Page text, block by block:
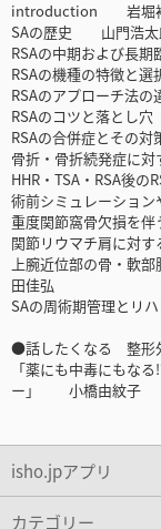
introduction 岩堀
SAの歴史 山門浩太
RSAの中期および長
RSAの機種の特徴と
RSAのアプローチ法
RSAのコツと落と
RSAの合併症とそ
骨折・骨折続発症に
HHR・TSA・RSA
術前シミュレーショ
重度関節窩骨欠損を
関節リウマチ肩に対
上腕近位部の骨・軟
田佳弘
SAの周術期管理と
●話したくなる 整形
「薬にも中毒にもな
ー」 小橋由紋子
isho.jpアプリ
カテゴリー